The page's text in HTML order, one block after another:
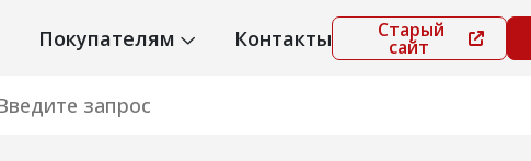
Покупателям Контакты Старый
сайт